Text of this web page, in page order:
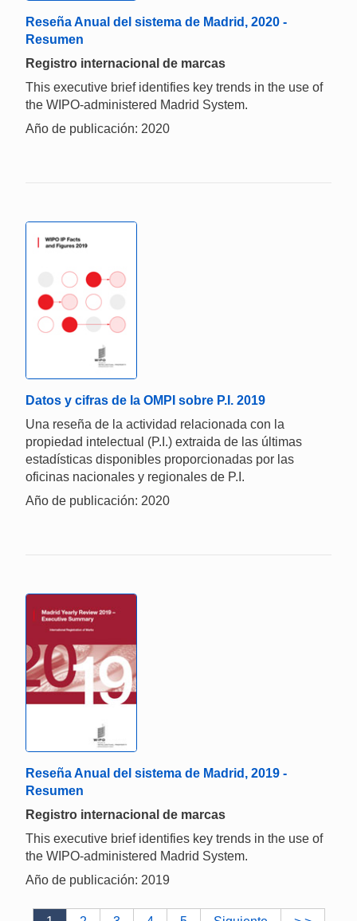
Reseña Anual del sistema de Madrid, 2020 -
Resumen
Registro internacional de marcas
This executive brief identifies key trends in the use of
the WIPO-administered Madrid System.
Año de publicación: 2020
Datos y cifras de la OMPI sobre P.I. 2019
Una reseña de la actividad relacionada con la
propiedad intelectual (P.I.) extraida de las últimas
estadísticas disponibles proporcionadas por las
oficinas nacionales y regionales de P.I.
Año de publicación: 2020
Reseña Anual del sistema de Madrid, 2019 -
Resumen
Registro internacional de marcas
This executive brief identifies key trends in the use of
the WIPO-administered Madrid System.
Año de publicación: 2019